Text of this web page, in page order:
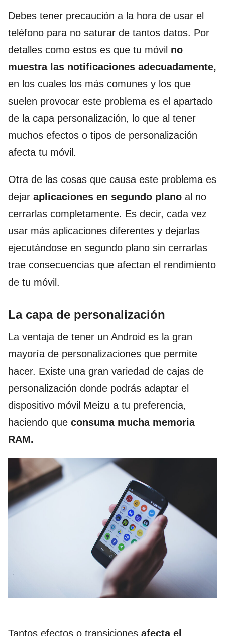
Debes tener precaución a la hora de usar el
teléfono para no saturar de tantos datos. Por
detalles como estos es que tu móvil no
muestra las notificaciones adecuadamente,
en los cuales los más comunes y los que
suelen provocar este problema es el apartado
de la capa personalización, lo que al tener
muchos efectos o tipos de personalización
afecta tu móvil.
Otra de las cosas que causa este problema es
dejar aplicaciones en segundo plano al no
cerrarlas completamente. Es decir, cada vez
usar más aplicaciones diferentes y dejarlas
ejecutándose en segundo plano sin cerrarlas
trae consecuencias que afectan el rendimiento
de tu móvil.
La capa de personalización
La ventaja de tener un Android es la gran
mayoría de personalizaciones que permite
hacer. Existe una gran variedad de cajas de
personalización donde podrás adaptar el
dispositivo móvil Meizu a tu preferencia,
haciendo que consuma mucha memoria
RAM.
Tantos efectos o transiciones afecta el